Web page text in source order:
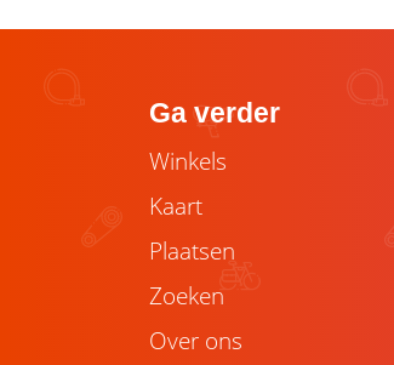
Ga verder
Winkels
Kaart
Plaatsen
Zoeken
Over ons